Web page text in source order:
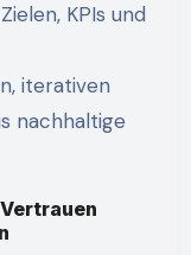
KPIs und
iterativen
nachhaltige